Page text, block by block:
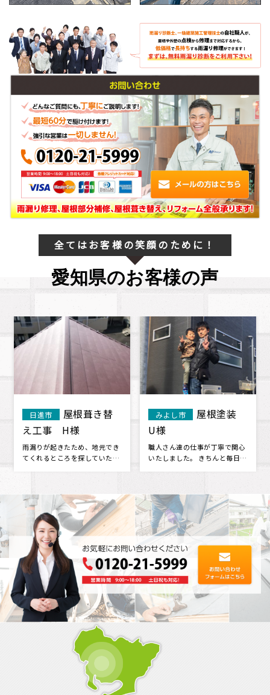
全てはお客様の笑顔のために！
愛知県のお客様の声
みよし市
屋根重ね葺
き工事（カバー工
法） Y様
雨漏りしてしまったので、来て
もらいました。 診断も丁寧だ
安城市
防水工事 O
様
バルコニーから雨漏りが発生し
ていたため、地元の業者さんで
探していたところ、こちらを見